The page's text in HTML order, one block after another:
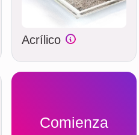
Acrílico
Comienza